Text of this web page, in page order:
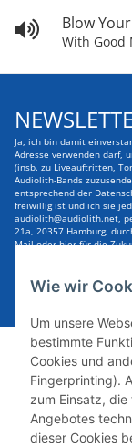
Wie wir
Um unsere
bestimmte
Cookies und
Fingerprinting).
zum Einsatz,
Angebotes
dieser Cookies
Blow
With Good
Ja, ich bin damit
Adresse verwenden darf,
(insb. zu Liveauftritten,
Audiolith-Bands
entsprechend der
freiwillig ist und ich sie
audiolith@audiolith.net,
21a, 20357 Hamburg,
Mail oder hier für die